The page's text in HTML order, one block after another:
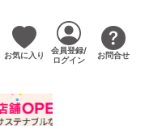
お気に入り
会員登録/
ログイン
お問合せ